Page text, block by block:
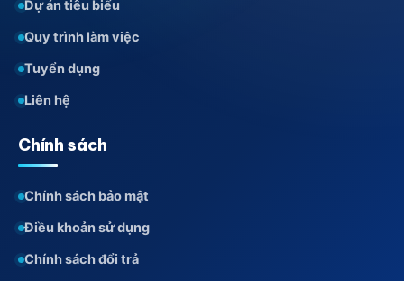
Dự án tiêu biểu
Quy trình làm việc
Tuyển dụng
Liên hệ
Chính sách
Chính sách bảo mật
Điều khoản sử dụng
Chính sách đổi trả